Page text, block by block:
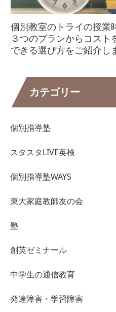
個別教室のトライの授
３つのプランからコスト
できる選び方をご紹介し
カテゴリー
個別指導塾
スタスタLIVE英検
個別指導塾WAYS
東大家庭教師友の会
塾
創英ゼミナール
中学生の通信教育
発達障害・学習障害